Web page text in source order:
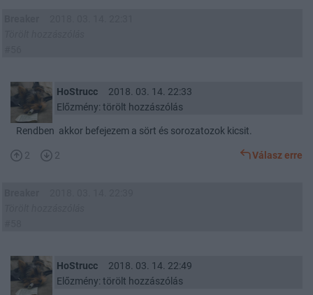
HoStrucc
2018. 03. 14. 22:33
Előzmény: törölt hozzászólás
Rendben akkor befejezem a sört és sorozatozok kicsit.
2 2 Válasz erre
HoStrucc
2018. 03. 14. 22:49
Előzmény: törölt hozzászólás